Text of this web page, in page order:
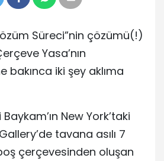
Süreci”nin çözümü(!)
Yasa’nın
bakınca iki şey aklıma
New York’taki
tavana asılı 7
çerçevesinden oluşan